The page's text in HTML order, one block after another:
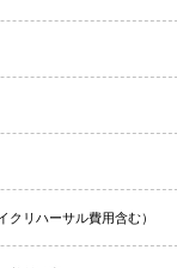
リハーサル費用含む）